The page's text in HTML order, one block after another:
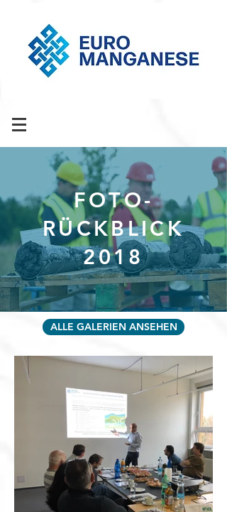
FOTO-
RÜCKBLICK
2018
ALLE GALERIEN ANSEHEN